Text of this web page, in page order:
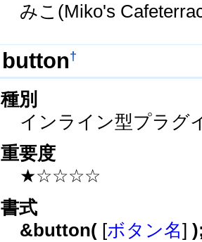
みこ(Miko's
button†
種別
インライン型プラグ
重要度
★☆☆☆☆
書式
&button( [ボタン名]